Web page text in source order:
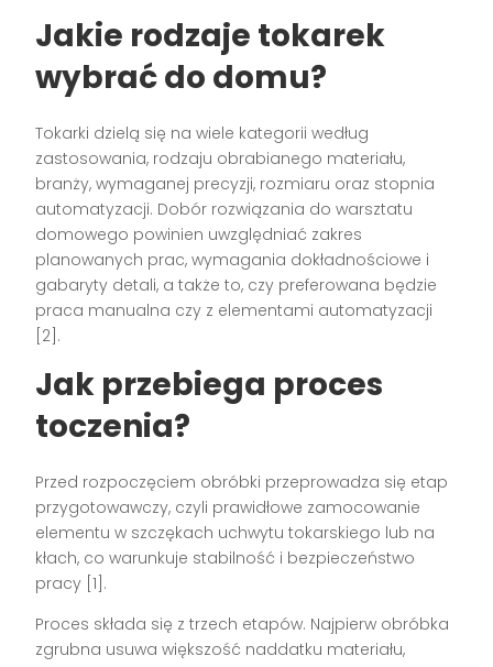
Jakie rodzaje tokarek
wybrać do domu?
Tokarki dzielą się na wiele kategorii według
zastosowania, rodzaju obrabianego materiału,
branży, wymaganej precyzji, rozmiaru oraz stopnia
automatyzacji. Dobór rozwiązania do warsztatu
domowego powinien uwzględniać zakres
planowanych prac, wymagania dokładnościowe i
gabaryty detali, a także to, czy preferowana będzie
praca manualna czy z elementami automatyzacji
[2].
Jak przebiega proces
toczenia?
Przed rozpoczęciem obróbki przeprowadza się etap
przygotowawczy, czyli prawidłowe zamocowanie
elementu w szczękach uchwytu tokarskiego lub na
kłach, co warunkuje stabilność i bezpieczeństwo
pracy [1].
Proces składa się z trzech etapów. Najpierw obróbka
zgrubna usuwa większość naddatku materiału,